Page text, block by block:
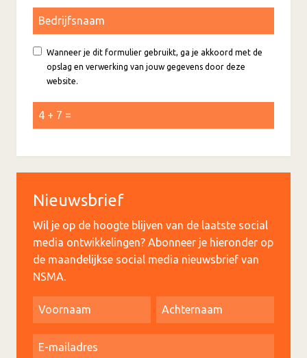
Wanneer je dit formulier gebruikt, ga je akkoord met de
opslag en verwerking van jouw gegevens door deze
website.
Nieuwsbrief
Wil je op de hoogte blijven van de laatste social
media ontwikkelingen? Abonneer je hieronder op
de maandelijkse social media nieuwsbrief van
NSMA.